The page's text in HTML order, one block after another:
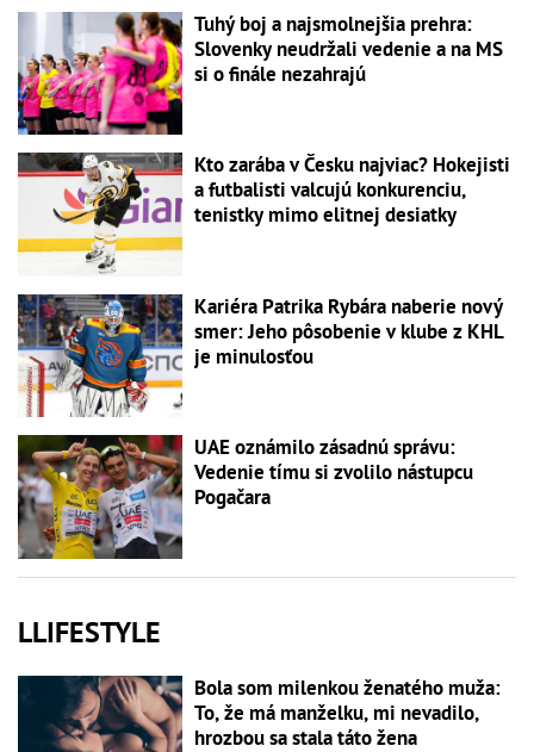
Tuhý boj a najsmolnejšia prehra:
Slovenky neudržali vedenie a na MS
si o finále nezahrajú
Kto zarába v Česku najviac? Hokejisti
a futbalisti valcujú konkurenciu,
tenistky mimo elitnej desiatky
Kariéra Patrika Rybára naberie nový
smer: Jeho pôsobenie v klube z KHL
je minulosťou
UAE oznámilo zásadnú správu:
Vedenie tímu si zvolilo nástupcu
Pogačara
LLIFESTYLE
Bola som milenkou ženatého muža:
To, že má manželku, mi nevadilo,
hrozbou sa stala táto žena